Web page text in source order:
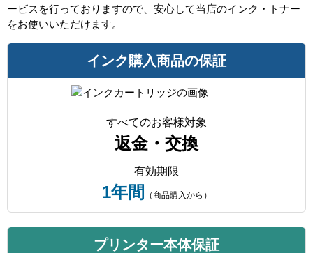
ービスを行っておりますので、安心して当店のインク・トナー
をお使いいただけます。
インク購入商品の保証
すべてのお客様対象
返金・交換
有効期限
1年間 （商品購入から）
プリンター本体保証